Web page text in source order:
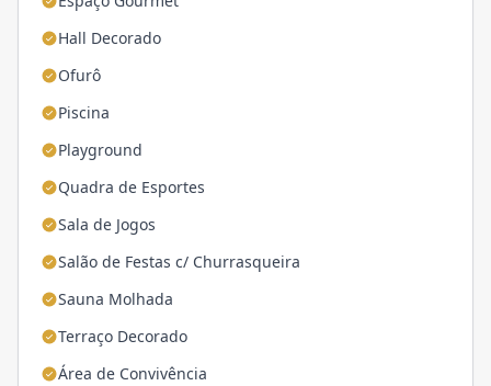
Hall Decorado
Ofurô
Piscina
Playground
Quadra de Esportes
Sala de Jogos
Salão de Festas c/ Churrasqueira
Sauna Molhada
Terraço Decorado
Área de Convivência